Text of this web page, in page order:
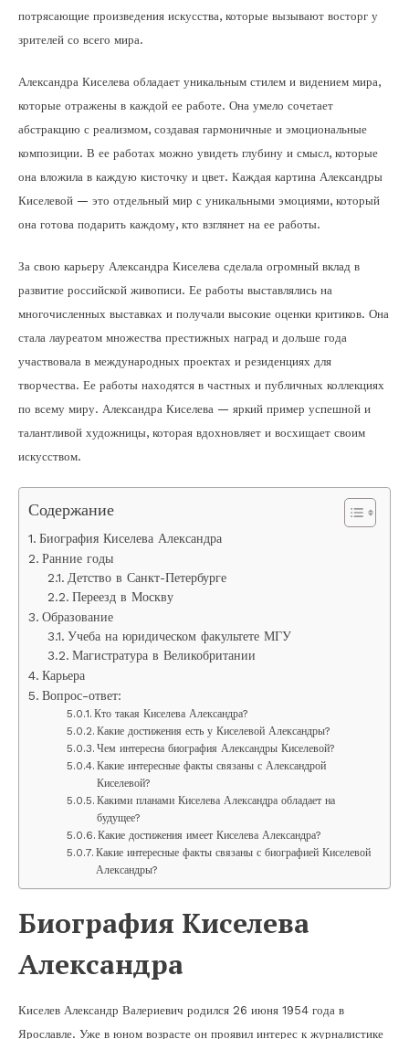
потрясающие произведения искусства, которые вызывают восторг у
зрителей со всего мира.
Александра Киселева обладает уникальным стилем и видением мира,
которые отражены в каждой ее работе. Она умело сочетает
абстракцию с реализмом, создавая гармоничные и эмоциональные
композиции. В ее работах можно увидеть глубину и смысл, которые
она вложила в каждую кисточку и цвет. Каждая картина Александры
Киселевой — это отдельный мир с уникальными эмоциями, который
она готова подарить каждому, кто взглянет на ее работы.
За свою карьеру Александра Киселева сделала огромный вклад в
развитие российской живописи. Ее работы выставлялись на
многочисленных выставках и получали высокие оценки критиков. Она
стала лауреатом множества престижных наград и дольше года
участвовала в международных проектах и резиденциях для
творчества. Ее работы находятся в частных и публичных коллекциях
по всему миру. Александра Киселева — яркий пример успешной и
талантливой художницы, которая вдохновляет и восхищает своим
искусством.
Содержание
Биография Киселева Александра
Ранние годы
Детство в Санкт-Петербурге
Переезд в Москву
Образование
Учеба на юридическом факультете МГУ
Магистратура в Великобритании
Карьера
Вопрос-ответ:
Кто такая Киселева Александра?
Какие достижения есть у Киселевой Александры?
Чем интересна биография Александры Киселевой?
Какие интересные факты связаны с Александрой
Киселевой?
Какими планами Киселева Александра обладает на
будущее?
Какие достижения имеет Киселева Александра?
Какие интересные факты связаны с биографией Киселевой
Александры?
Биография Киселева
Александра
Киселев Александр Валериевич родился 26 июня 1954 года в
Ярославле. Уже в юном возрасте он проявил интерес к журналистике